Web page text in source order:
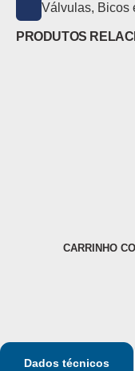
Válvulas, Bicos
PRODUTOS
CARRINHO
Dados técnicos